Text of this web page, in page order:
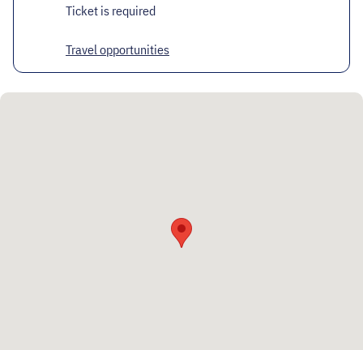
Ticket is required
Travel opportunities